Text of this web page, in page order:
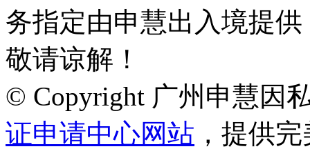
务指定由申慧出入境提
敬请谅解！
© Copyright 广州申慧因
证申请中心网站 ，提供